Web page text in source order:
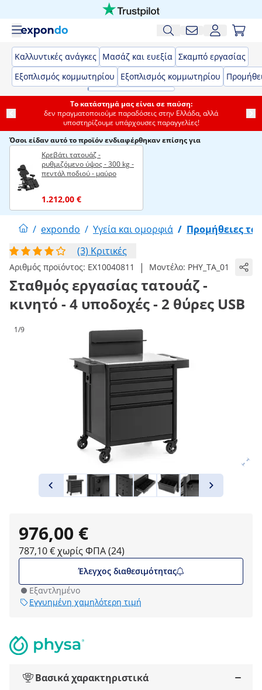
Καλλυντικές ανάγκες Μασάζ και ευεξία Σκαμπό εργασίας
Εξοπλισμός κομμωτηρίου
Εξοπλισμός κομμωτηρίου
Το κατάστημά μας είναι σε παύση:
δεν πραγματοποιούμε παραδόσεις στην Ελλάδα, αλλά
υποστηρίζουμε υπάρχουσες παραγγελίες!
Όσοι είδαν αυτό το προϊόν ενδιαφέρθηκαν επίσης για
Κρεβάτι τατουάζ -
ρυθμιζόμενο ύψος - 300 kg -
πεντάλ ποδιού - μαύρο
1.212,00 €
/ expondo / Υγεία και ομορφιά / Προμήθειες
(3) Κριτικές
Αριθμός προϊόντος: EX10040811 | Μοντέλο: PHY_TA_01
Σταθμός εργασίας τατουάζ -
κινητό - 4 υποδοχές - 2 θύρες USB
1/9
976,00 €
787,10 € χωρίς ΦΠΑ (24)
Έλεγχος διαθεσιμότητας
Εξαντλημένο
Εγγυημένη χαμηλότερη τιμή
Βασικά χαρακτηριστικά